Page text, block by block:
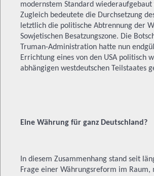
modernstem Standard wiederaufgebaut
Zugleich bedeutete die Durchsetzung
letztlich die politische Abtrennung der
Sowjetischen Besatzungszone. Die
Truman-Administration hatte nun
Errichtung eines von den USA politisch
abhängigen westdeutschen Teilstaates
Eine Währung für ganz Deutschland?
In diesem Zusammenhang stand seit
Frage einer Währungsreform im